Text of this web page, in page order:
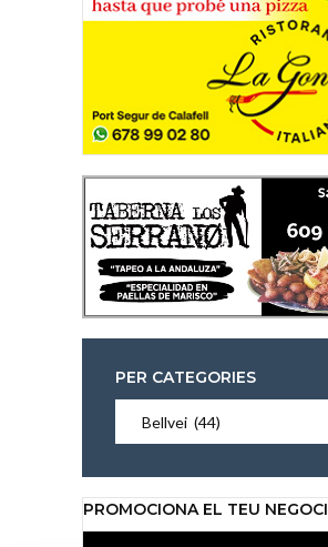
PER CATEGORIES
categories
PROMOCIONA EL TEU NEGOCI